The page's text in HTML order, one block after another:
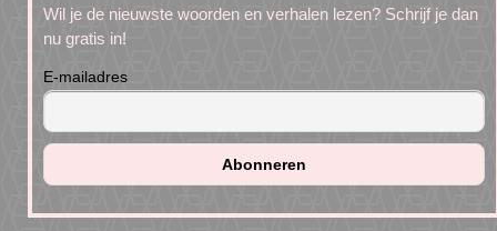
Wil je de nieuwste woorden en verhalen lezen? Schrijf je dan
nu gratis in!
E-mailadres